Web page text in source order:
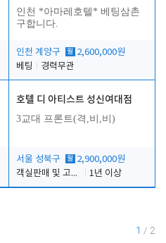
인천 *아마레호텔* 베팅삼촌
구합니다.
인천 계양구 월 2,600,000원
베팅
경력무관
호텔 디 아티스트 성신여대점
3교대 프론트(격,비,비)
서울 성북구 월 2,900,000원
객실판매 및 고객응대
1년 이상
1 / 2